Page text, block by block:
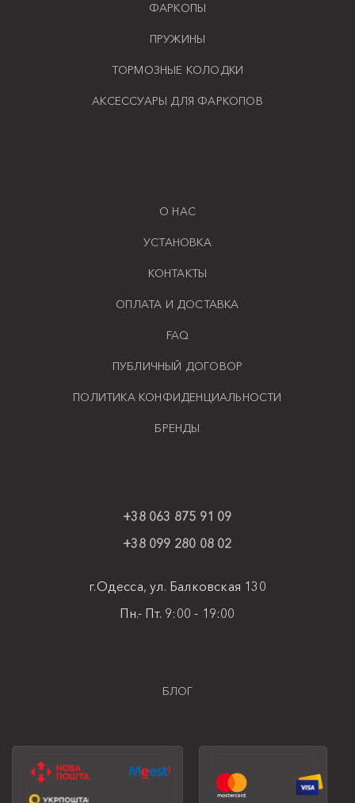
ФАРКОПЫ
ПРУЖИНЫ
ТОРМОЗНЫЕ КОЛОДКИ
АКСЕССУАРЫ ДЛЯ ФАРКОПОВ
О НАС
УСТАНОВКА
КОНТАКТЫ
ОПЛАТА И ДОСТАВКА
FAQ
ПУБЛИЧНЫЙ ДОГОВОР
ПОЛИТИКА КОНФИДЕНЦИАЛЬНОСТИ
БРЕНДЫ
+38 063 875 91 09
+38 099 280 08 02
г.Одесса, ул. Балковская 130
Пн.- Пт. 9:00 - 19:00
БЛОГ